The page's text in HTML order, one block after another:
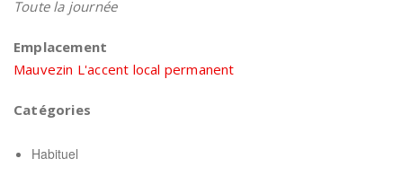
Toute la journée
Emplacement
Mauvezin L'accent local permanent
Catégories
Habituel